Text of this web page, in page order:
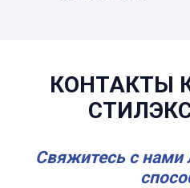
КОНТАКТЫ
Свяжитесь с